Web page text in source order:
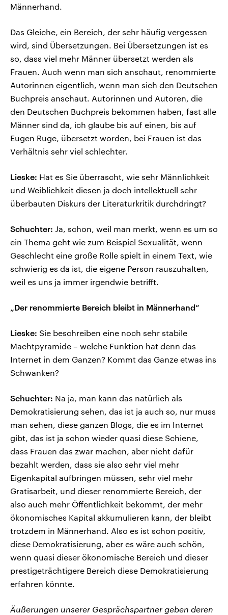
Männerhand.
Das Gleiche, ein Bereich, der sehr häufig vergessen
wird, sind Übersetzungen. Bei Übersetzungen ist es
so, dass viel mehr Männer übersetzt werden als
Frauen. Auch wenn man sich anschaut, renommierte
Autorinnen eigentlich, wenn man sich den Deutschen
Buchpreis anschaut. Autorinnen und Autoren, die
den Deutschen Buchpreis bekommen haben, fast alle
Männer sind da, ich glaube bis auf einen, bis auf
Eugen Ruge, übersetzt worden, bei Frauen ist das
Verhältnis sehr viel schlechter.
Lieske: Hat es Sie überrascht, wie sehr Männlichkeit
und Weiblichkeit diesen ja doch intellektuell sehr
überbauten Diskurs der Literaturkritik durchdringt?
Schuchter: Ja, schon, weil man merkt, wenn es um so
ein Thema geht wie zum Beispiel Sexualität, wenn
Geschlecht eine große Rolle spielt in einem Text, wie
schwierig es da ist, die eigene Person rauszuhalten,
weil es uns ja immer irgendwie betrifft.
„Der renommierte Bereich bleibt in Männerhand“
Lieske: Sie beschreiben eine noch sehr stabile
Machtpyramide – welche Funktion hat denn das
Internet in dem Ganzen? Kommt das Ganze etwas ins
Schwanken?
Schuchter: Na ja, man kann das natürlich als
Demokratisierung sehen, das ist ja auch so, nur muss
man sehen, diese ganzen Blogs, die es im Internet
gibt, das ist ja schon wieder quasi diese Schiene,
dass Frauen das zwar machen, aber nicht dafür
bezahlt werden, dass sie also sehr viel mehr
Eigenkapital aufbringen müssen, sehr viel mehr
Gratisarbeit, und dieser renommierte Bereich, der
also auch mehr Öffentlichkeit bekommt, der mehr
ökonomisches Kapital akkumulieren kann, der bleibt
trotzdem in Männerhand. Also es ist schon positiv,
diese Demokratisierung, aber es wäre auch schön,
wenn quasi dieser ökonomische Bereich und dieser
prestigeträchtigere Bereich diese Demokratisierung
erfahren könnte.
Äußerungen unserer Gesprächspartner geben deren